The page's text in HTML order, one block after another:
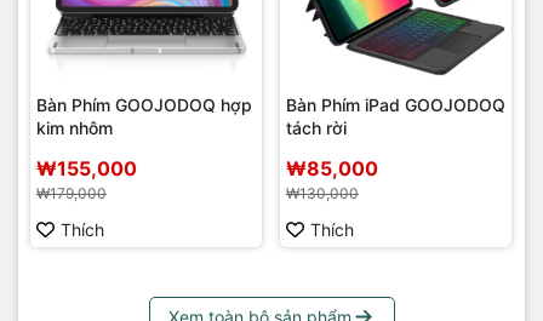
Bàn Phím GOOJODOQ hợp
kim nhôm
₩155,000
₩179,000
Thích
Bàn Phím iPad GOOJODOQ
tách rời
₩85,000
₩130,000
Thích
Xem toàn bộ sản phẩm